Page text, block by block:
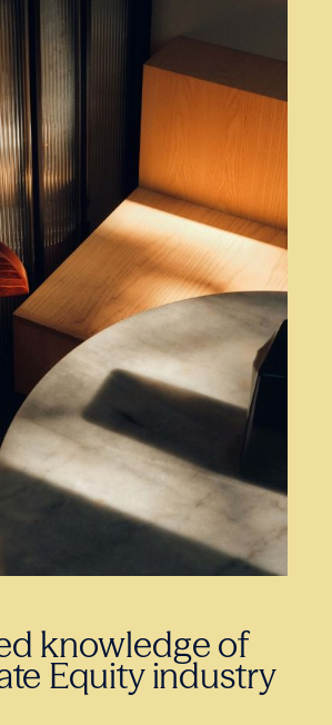
knowledge of
Equity industry